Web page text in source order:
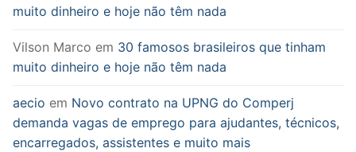
muito dinheiro e hoje não têm nada
Vilson Marco em 30 famosos brasileiros que tinham
muito dinheiro e hoje não têm nada
aecio em Novo contrato na UPNG do Comperj
demanda vagas de emprego para ajudantes, técnicos,
encarregados, assistentes e muito mais